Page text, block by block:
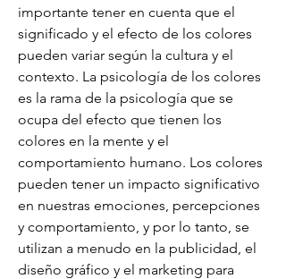
importante tener en cuenta que el
significado y el efecto de los colores
pueden variar según la cultura y el
contexto. La psicología de los colores
es la rama de la psicología que se
ocupa del efecto que tienen los
colores en la mente y el
comportamiento humano. Los colores
pueden tener un impacto significativo
en nuestras emociones, percepciones
y comportamiento, y por lo tanto, se
utilizan a menudo en la publicidad, el
diseño gráfico y el marketing para